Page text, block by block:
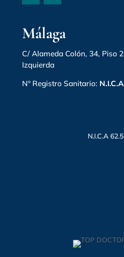
Málaga
C/ Alameda Colón, 34, Piso
Izquierda
Nº Registro Sanitario:
N.I.C.A